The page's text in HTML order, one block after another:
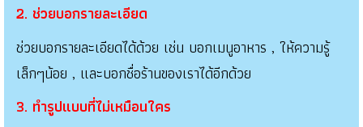
2. ช่วยบอกรายละเอียด
ช่วยบอกรายละเอียดได้ด้วย เช่น บอกเมนูอาหาร , ให้ความรู้
เล็กๆน้อย , และบอกชื่อร้านของเราได้อีกด้วย
3. ทำรูปแบบที่ไม่เหมือนใคร